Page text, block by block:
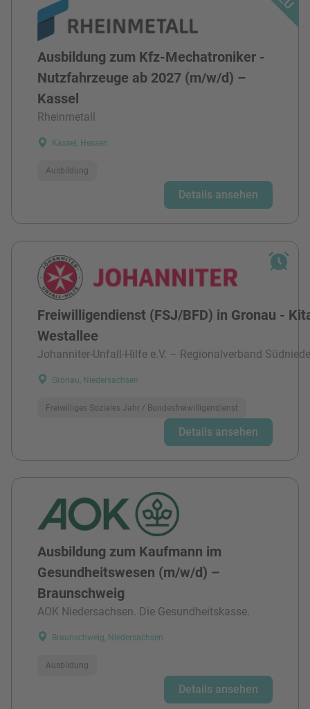
Ausbildung zum Kfz-Mechatroniker -
Nutzfahrzeuge ab 2027 (m/w/d) –
Kassel
Rheinmetall
Kassel, Hessen
Ausbildung
Details ansehen
Freiwilligendienst (FSJ/BFD) in Gronau -
Westallee
Johanniter-Unfall-Hilfe e.V. – Regionalverband
Gronau, Niedersachsen
Freiwilliges Soziales Jahr / Bundesfreiwilligendienst
Details ansehen
Ausbildung zum Kaufmann im
Gesundheitswesen (m/w/d) –
Braunschweig
AOK Niedersachsen. Die Gesundheitskasse.
Braunschweig, Niedersachsen
Ausbildung
Details ansehen